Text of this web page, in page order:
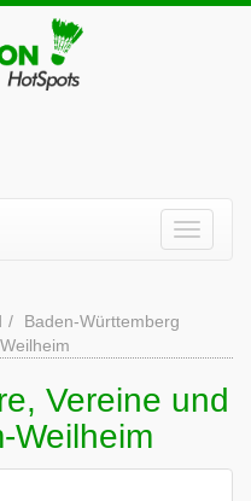
Baden-Württemberg
Vereine und
Weilheim